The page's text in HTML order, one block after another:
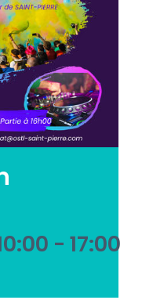
- 17:00